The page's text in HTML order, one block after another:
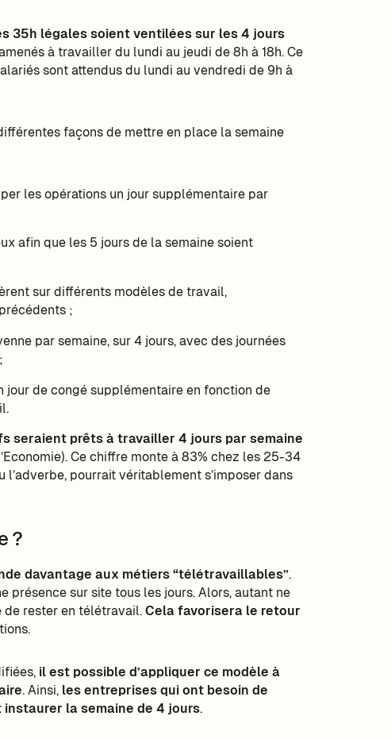
35h légales soient ventilées sur les 4 jours
à travailler du lundi au jeudi de 8h à 18h. Ce
sont attendus du lundi au vendredi de 9h à
façons de mettre en place la semaine
les opérations un jour supplémentaire par
afin que les 5 jours de la semaine soient
sur différents modèles de travail,
;
par semaine, sur 4 jours, avec des journées
de congé supplémentaire en fonction de
seraient prêts à travailler 4 jours par semaine
Ce chiffre monte à 83% chez les 25-34
l’adverbe, pourrait véritablement s’imposer dans
?
davantage aux métiers “télétravaillables”.
présence sur site tous les jours. Alors, autant ne
rester en télétravail.Cela favorisera le retour
il est possible d’appliquer ce modèle à
. Ainsi, les entreprises qui ont besoin de
la semaine de 4 jours.